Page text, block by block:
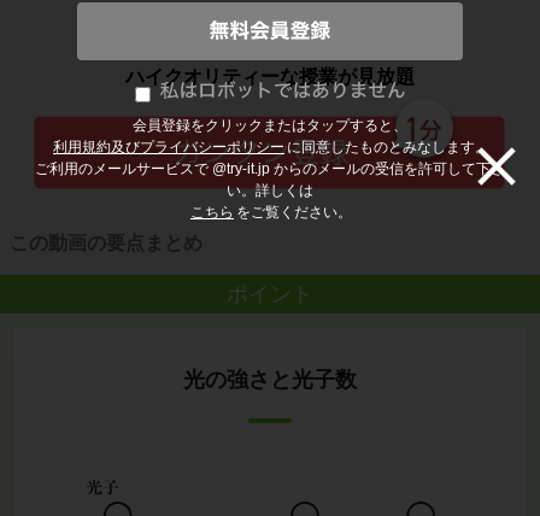
会員登録をクリックまたはタップすると、
利用規約及びプライバシーポリシー に同意したものとみなします。
ご利用のメールサービスで @try-it.jp からのメールの受信を許可して下さ
い。詳しくは
こちら をご覧ください。
子どもの勉強から大人の学び直しまで
ハイクオリティーな授業が見放題
この動画の要点まとめ
ポイント
光の強さと光子数